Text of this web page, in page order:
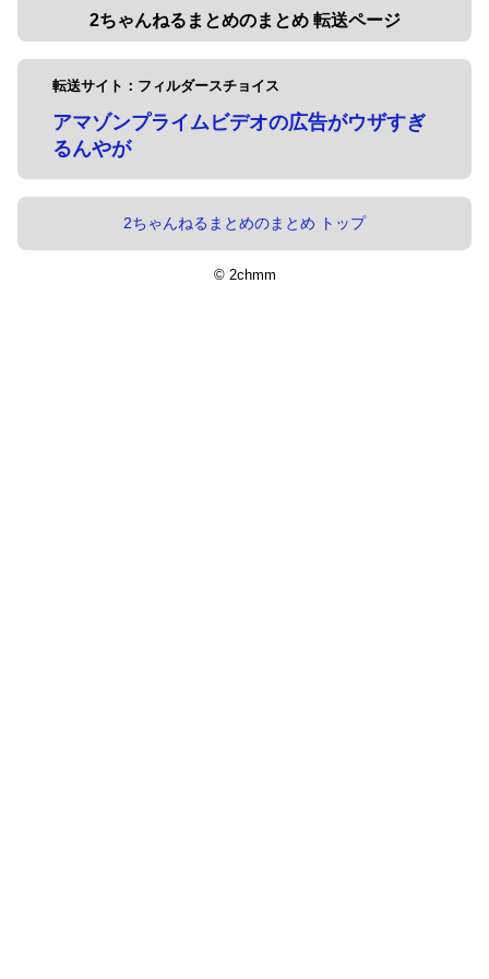
2ちゃんねるまとめのまとめ 転送ページ
転送サイト：フィルダースチョイス
アマゾンプライムビデオの広告がウザすぎ
るんやが
2ちゃんねるまとめのまとめ トップ
© 2chmm